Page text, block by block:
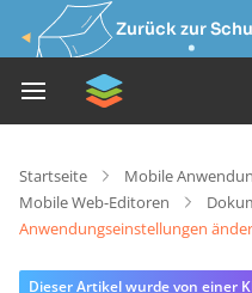
Zurück zur
Startseite Mobile
Mobile Web-Editoren
Anwendungseinstellungen
Dieser Artikel wurde von einer